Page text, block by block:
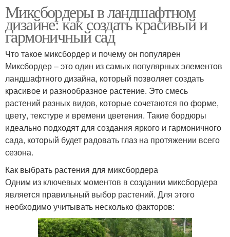
Миксбордеры в ландшафтном
дизайне: как создать красивый и
гармоничный сад
Что такое миксбордер и почему он популярен
Миксбордер – это один из самых популярных элементов
ландшафтного дизайна, который позволяет создать
красивое и разнообразное растение. Это смесь
растений разных видов, которые сочетаются по форме,
цвету, текстуре и времени цветения. Такие бордюры
идеально подходят для создания яркого и гармоничного
сада, который будет радовать глаз на протяжении всего
сезона.
Как выбрать растения для миксбордера
Одним из ключевых моментов в создании миксбордера
является правильный выбор растений. Для этого
необходимо учитывать несколько факторов: